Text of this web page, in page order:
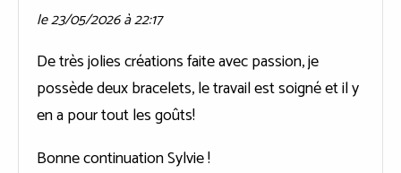
le 23/05/2026 à 22:17
De très jolies créations faite avec passion, je
possède deux bracelets, le travail est soigné et il y
en a pour tout les goûts!
Bonne continuation Sylvie !